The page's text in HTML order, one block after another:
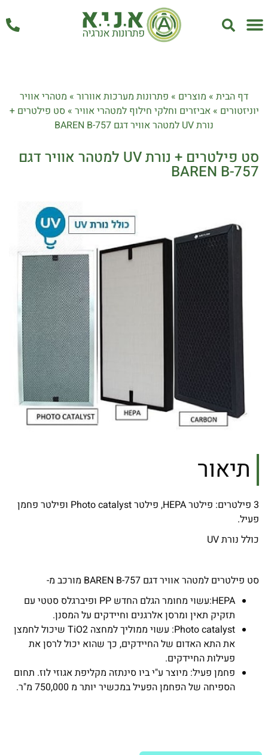
דף הבית » מוצרים » פתרונות מערכות אוורור » מטהרי אוויר
יוניזטורים »אביזרים וחלקי חילוף למטהרי אוויר » סט פילטרים +
נורת UV למטהר אוויר דגם 757-BAREN B
סט פילטרים + נורת UV למטהר אוויר דגם
757-BAREN B
תיאור
3 פילטרים: פילטר HEPA, פילטר Photo catalyst ופילטר פחמן
פעיל.
כולל נורת UV
סט פילטרים למטהר אוויר דגם 757-BAREN B מורכב מ-
HEPA:עשוי מחומר הגלם החדש PP ופיברגלס סטטי עם
תזקיק תאין ומרסן אלרגנים וחיידקים על המסנן.
Photo catalyst: עשוי ממוליך למחצה TiO2 שיכול לחמצן
את התא האדום של החיידקים, כך שהוא יכול לרסן את
פעילות החיידקים.
פחמן פעיל: מיוצר ע"י ביו סינתזה מקליפת אגוזי לוז. תחום
הספיחה של הפחמן הפעיל במכשיר יותר מ 750,000 מ"ר.